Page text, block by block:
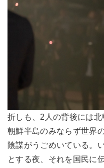
折しも、2人の背後には北
朝鮮半島のみならず世界
陰謀がうごめいている。
とする夜、それを国民に